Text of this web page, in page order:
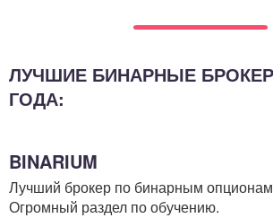
ЛУЧШИЕ БИНАРНЫЕ
ГОДА:
BINARIUM
Лучший брокер по бинарным
Огромный раздел по обучению.